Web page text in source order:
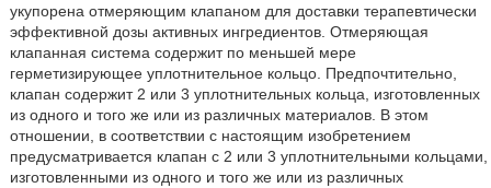
укупорена отмеряющим клапаном для доставки терапевтически
эффективной дозы активных ингредиентов. Отмеряющая
клапанная система содержит по меньшей мере
герметизирующее уплотнительное кольцо. Предпочтительно,
клапан содержит 2 или 3 уплотнительных кольца, изготовленных
из одного и того же или из различных материалов. В этом
отношении, в соответствии с настоящим изобретением
предусматривается клапан с 2 или 3 уплотнительными кольцами,
изготовленными из одного и того же или из различных